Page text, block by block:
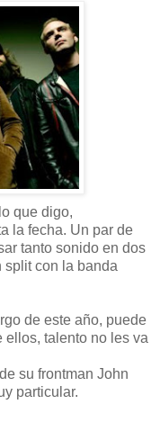
que digo,
la fecha. Un par de
tanto sonido en dos
split con la banda
de este año, puede
ellos, talento no les va
su frontman John
particular.